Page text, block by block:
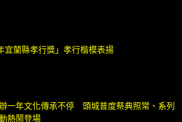
宜蘭縣孝行獎」孝行楷模表揚
一年文化傳承不停 頭城普度祭典照常、系列
熱鬧登場